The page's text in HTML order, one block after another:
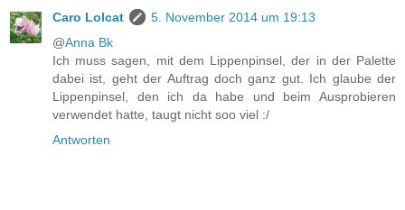
Caro Lolcat
5. November 2014 um 19:13
@Anna Bk
Ich muss sagen, mit dem Lippenpinsel, der in der Palette
dabei ist, geht der Auftrag doch ganz gut. Ich glaube der
Lippenpinsel, den ich da habe und beim Ausprobieren
verwendet hatte, taugt nicht soo viel :/
Antworten